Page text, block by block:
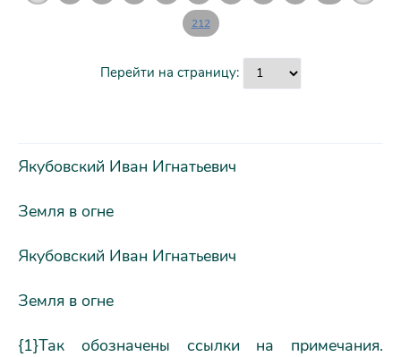
212
Перейти на страницу:
Якубовский Иван Игнатьевич
Земля в огне
Якубовский Иван Игнатьевич
Земля в огне
{1}Так обозначены ссылки на примечания.